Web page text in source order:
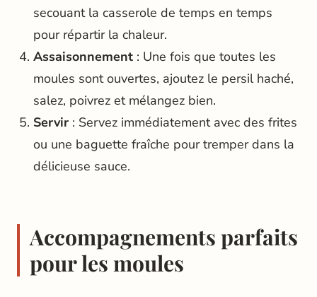
secouant la casserole de temps en temps
pour répartir la chaleur.
Assaisonnement: Une fois que toutes les
moules sont ouvertes, ajoutez le persil haché,
salez, poivrez et mélangez bien.
Servir: Servez immédiatement avec des frites
ou une baguette fraîche pour tremper dans la
délicieuse sauce.
Accompagnements parfaits
pour les moules